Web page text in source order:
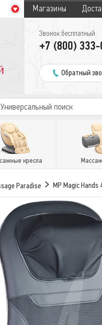
Магазины
Звонок бесплатный
+7 (800)
Обратный
кресла
Paradise MP Magic Hands